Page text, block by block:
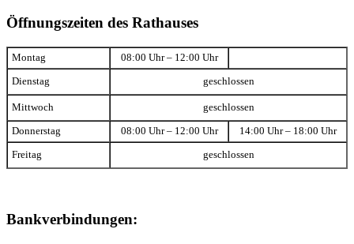
Öffnungszeiten des Rathauses
Montag 08:00 Uhr – 12:00 Uhr
Dienstag geschlossen
Mittwoch geschlossen
Donnerstag 08:00 Uhr – 12:00 Uhr 14:00 Uhr – 18:00 Uhr
Freitag geschlossen
Bankverbindungen: